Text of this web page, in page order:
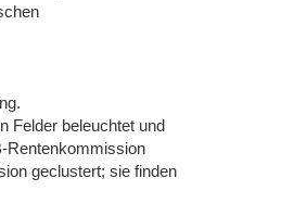
Felder beleuchtet und
Rentenkommission
geclustert; sie finden